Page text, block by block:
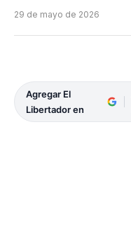
29 de mayo de 2026
Agregar El
Libertador en